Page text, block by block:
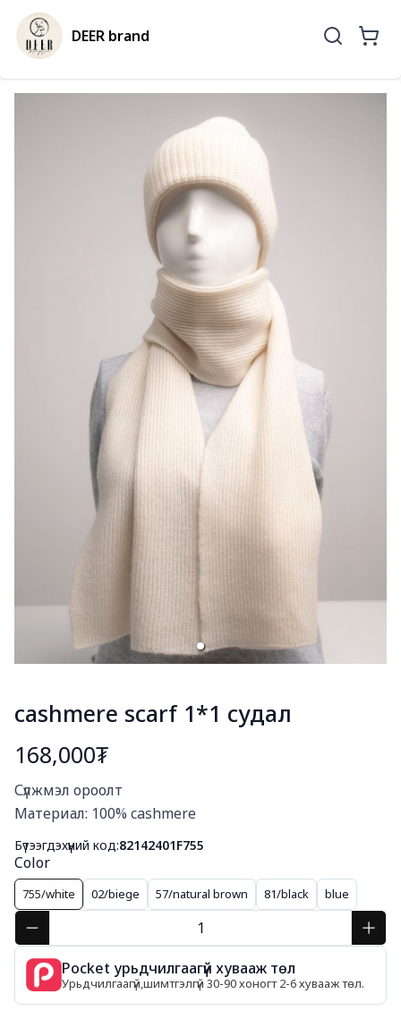
DEER brand
cashmere scarf 1*1 судал
168,000₮
Сүлжмэл ороолт
Материал: 100% cashmere
Бүтээгдэхүүний код:82142401F755
Color
755/white 02/biege 57/natural brown 81/black blue
Pocket урьдчилгаагүй хувааж төл
Урьдчилгаагүй,шимтгэлгүй 30-90 хоногт 2-6 хувааж төл.